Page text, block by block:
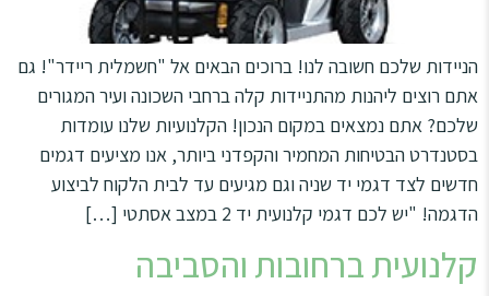
הניידות שלכם חשובה לנו! ברוכים הבאים אל "חשמלית ריידר"! גם
אתם רוצים ליהנות מהתניידות קלה ברחבי השכונה ועיר המגורים
שלכם? אתם נמצאים במקום הנכון! הקלנועיות שלנו עומדות
בסטנדרט הבטיחות המחמיר והקפדני ביותר, אנו מציעים דגמים
חדשים לצד דגמי יד שניה וגם מגיעים עד לבית הלקוח לביצוע
הדגמה! "יש לכם דגמי קלנועית יד 2 במצב אסתטי […]
קלנועית ברחובות והסביבה